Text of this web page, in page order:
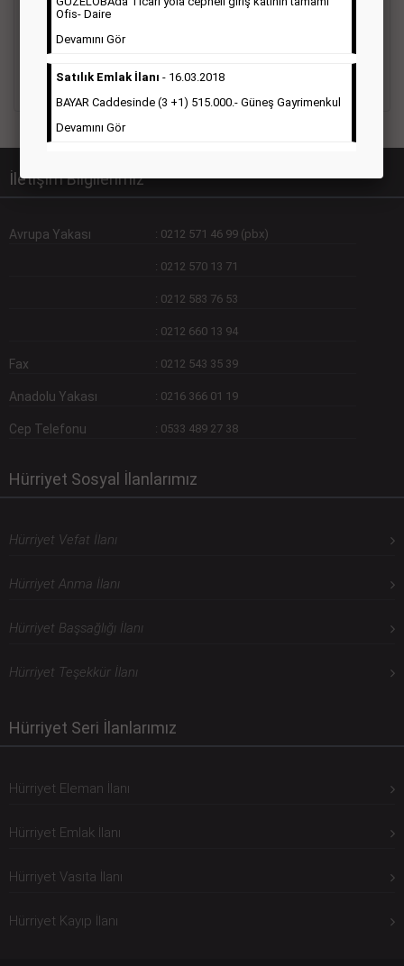
gazetesine verilen ticari ilanları genellikle kurumsal firmalar
ile Finans, İnşaat, Turizm, Eğitim, Otomotiv sektörleri başta
olmak üzere bütün sektörler bu ilan türünü tercih
Detaylı Bilgi & İlan Örnekleri
İletişim Bilgilerimiz
Avrupa Yakası : 0212 571 46 99 (pbx)
: 0212 570 13 71
: 0212 583 76 53
: 0212 660 13 94
Fax : 0212 543 35 39
Anadolu Yakası : 0216 366 01 19
Cep Telefonu : 0533 489 27 38
Hürriyet Sosyal İlanlarımız
Hürriyet Vefat İlanı
Hürriyet Anma İlanı
Hürriyet Başsağlığı İlanı
Hürriyet Teşekkür İlanı
Hürriyet Seri İlanlarımız
Hürriyet Eleman İlanı
Hürriyet Emlak İlanı
Hürriyet Vasıta İlanı
Hürriyet Kayıp İlanı
Ofis- Daire
Devamını Gör
Satılık Emlak İlanı - 16.03.2018
BAYAR Caddesinde (3 +1) 515.000.- Güneş Gayrimenkul
Devamını Gör